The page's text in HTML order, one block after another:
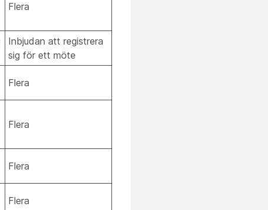
Flera
Inbjudan att registrera
sig för ett möte
Flera
Flera
Flera
Flera